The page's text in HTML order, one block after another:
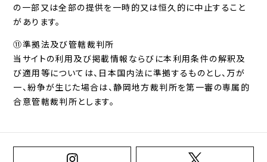
の一部又は全部の提供を一時的又は恒久的に中止すること
があります。
⑪準拠法及び管轄裁判所
当サイトの利用及び掲載情報ならびに本利用条件の解釈及
び適用等については、日本国内法に準拠するものとし、万が
一、紛争が生じた場合は、静岡地方裁判所を第一審の専属的
合意管轄裁判所とします。